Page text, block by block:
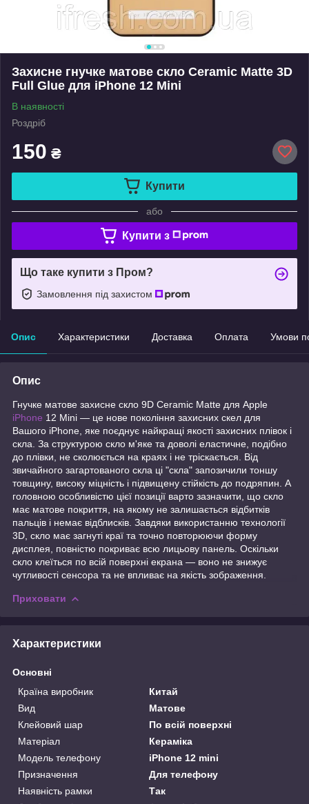
Захисне гнучке матове скло Ceramic Matte 3D
Full Glue для iPhone 12 Mini
В наявності
Роздріб
150 ₴
Купити
або
Купити з
Що таке купити з Пром?
Замовлення під захистом
Опис Характеристики Доставка Оплата Умови
Опис
Гнучке матове захисне скло 9D Ceramic Matte для Apple
iPhone 12 Mini — це нове покоління захисних скел для
Вашого iPhone, яке поєднує найкращі якості захисних плівок і
скла. За структурою скло м'яке та доволі еластичне, подібно
до плівки, не сколюється на краях і не тріскається. Від
звичайного загартованого скла ці "скла" запозичили тоншу
товщину, високу міцність і підвищену стійкість до подряпин. А
головною особливістю цієї позиції варто зазначити, що скло
має матове покриття, на якому не залишається відбитків
пальців і немає відблисків. Завдяки використанню технології
3D, скло має загнуті краї та точно повторюючи форму
дисплея, повністю покриває всю лицьову панель. Оскільки
скло клеїться по всій поверхні екрана — воно не знижує
чутливості сенсора та не впливає на якість зображення.
Приховати
Характеристики
Основні
Країна виробник
Китай
Вид
Матове
Клейовий шар
По всій поверхні
Матеріал
Кераміка
Модель телефону
iPhone 12 mini
Призначення
Для телефону
Наявність рамки
Так